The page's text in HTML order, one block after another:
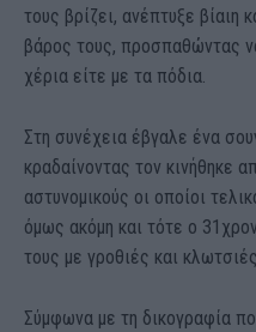
τους βρίζει, ανέπτυξε βίαιη
βάρος τους, προσπαθώντας
χέρια είτε με τα πόδια.
Στη συνέχεια έβγαλε ένα
κραδαίνοντας τον κινήθηκε
αστυνομικούς οι οποίοι
όμως ακόμη και τότε ο
τους με γροθιές και
Σύμφωνα με τη δικογραφία